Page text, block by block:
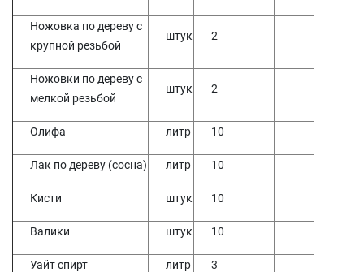
Ножовка по дереву с
крупной резьбой
штук 2
Ножовки по дереву с
мелкой резьбой
штук 2
Олифа литр 10
Лак по дереву (сосна) литр 10
Кисти штук 10
Валики штук 10
Уайт спирт литр 3